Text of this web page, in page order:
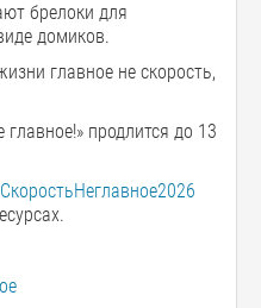
брелоки для
домиков.
главное не скорость,
главное!» продлится до 13